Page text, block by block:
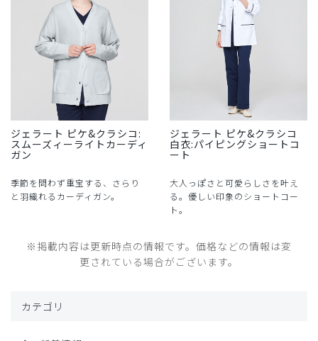
ジェラート ピケ&クラシコ:
スムーズィーライトカーディ
ガン
季節を問わず重宝する、さらり
と羽織れるカーディガン。
ジェラート ピケ&クラシコ
白衣:パイピングショートコ
ート
大人っぽさと可愛らしさを叶え
る。優しい印象のショートコー
ト。
※掲載内容は更新時点の情報です。価格などの情報は変
更されている場合がございます。
カテゴリ